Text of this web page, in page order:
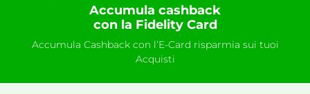
Accumula cashback
con la Fidelity Card
Accumula Cashback con l’E-Card risparmia sui tuoi
Acquisti